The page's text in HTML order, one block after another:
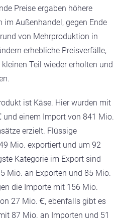
Preise ergaben höhere
Außenhandel, gegen Ende
von Mehrproduktion in
erhebliche Preisverfälle,
Teil wieder erholten und
ist Käse. Hier wurden mit
einem Import von 841 Mio.
erzielt. Flüssige
Mio. exportiert und um 92
Kategorie im Export sind
Mio. an Exporten und 85 Mio.
die Importe mit 156 Mio.
27 Mio. Ꞓ, ebenfalls gibt es
87 Mio. an Importen und 51